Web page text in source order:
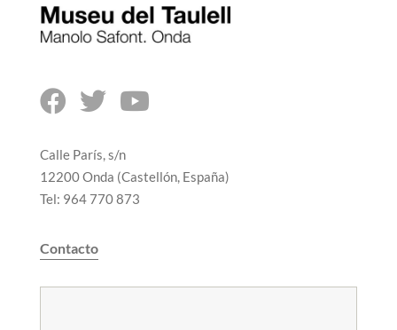
  
Calle París, s/n
12200 Onda (Castellón, España)
Tel: 964 770 873
Contacto